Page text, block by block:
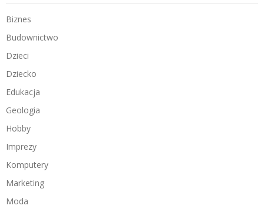
Biznes
Budownictwo
Dzieci
Dziecko
Edukacja
Geologia
Hobby
Imprezy
Komputery
Marketing
Moda